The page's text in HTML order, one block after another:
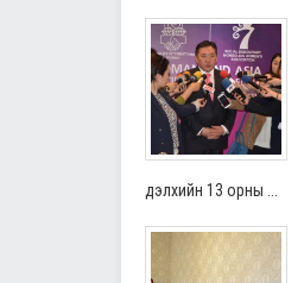
дэлхийн 13 орны ...